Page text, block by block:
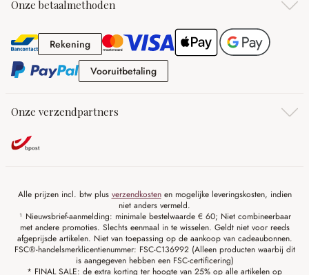
Onze betaalmethoden
RekeningRekening
VooruitbetalingVooruitbetaling
Onze verzendpartners
Alle prijzen incl. btw plus verzendkostenen mogelijke leveringskosten, indien
niet anders vermeld.
¹ Nieuwsbrief-aanmelding: minimale bestelwaarde € 60; Niet combineerbaar
met andere promoties. Slechts eenmaal in te wisselen. Geldt niet voor reeds
afgeprijsde artikelen. Niet van toepassing op de aankoop van cadeaubonnen.
FSC®-handelsmerklicentienummer: FSC-C136992 (Alleen producten waarbij dit
is aangegeven hebben een FSC-certificering)
* FINAL SALE: de extra korting ter hoogte van 25% op alle artikelen op